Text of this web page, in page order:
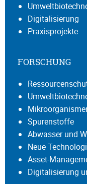
Digitalisierung
Praxisprojekte
FORSCHUNG
Spurenstoffe
Abwasser und
Neue
Asset-
Digitalisierung